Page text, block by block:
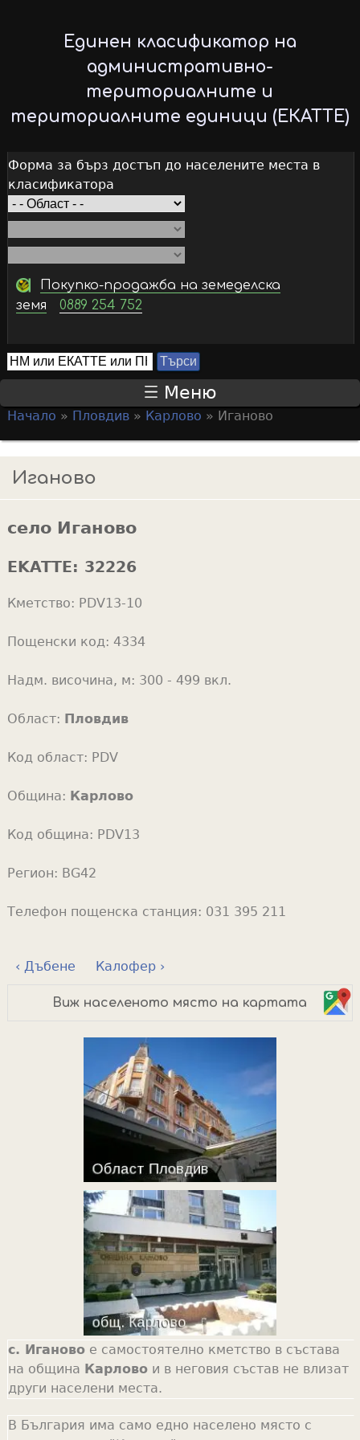
to
main
content
Единен класификатор на
административно-
териториалните и
териториалните единици (ЕКАТТЕ)
Форма за бърз достъп до населените места в
класификатора
Покупко-продажба на земеделска
земя
0889 254 752
S
e
r
c
h
f
r
m
Т
ъ
с
и
Меню
o
u
r
e
e
Начало » Пловдив» Карлово » Иганово
Иганово
село Иганово
EKATTE: 32226
Кметство: PDV13-10
Пощенски код: 4334
Надм. височина, м: 300 - 499 вкл.
Област: Пловдив
Код област: PDV
Община: Карлово
Код община: PDV13
Регион: BG42
Телефон пощенска станция: 031 395 211
‹ Дъбене Калофер ›
Виж населеното място на картата
с. Игановое самостоятелно кметство в състава
на община Карловои в неговия състав не влизат
други населени места.
В България има само едно населено място с